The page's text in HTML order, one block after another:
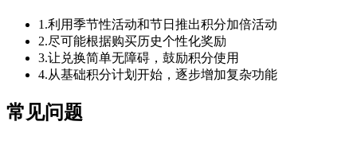
1 .利用季节性活动和节日推出积分加倍活动
2.尽可能根据购买历史个性化奖励
3.让兑换简单无障碍，鼓励积分使用
4.从基础积分计划开始，逐步增加复杂功能
常见问题